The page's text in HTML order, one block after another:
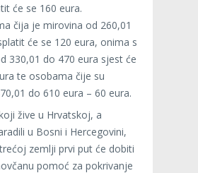
će se 160 eura.
čija je mirovina od 260,01
će se 120 eura, onima s
330,01 do 470 eura sjest će
te osobama čije su
do 610 eura – 60 eura.
žive u Hrvatskoj, a
u Bosni i Hercegovini,
zemlji prvi put će dobiti
pomoć za pokrivanje